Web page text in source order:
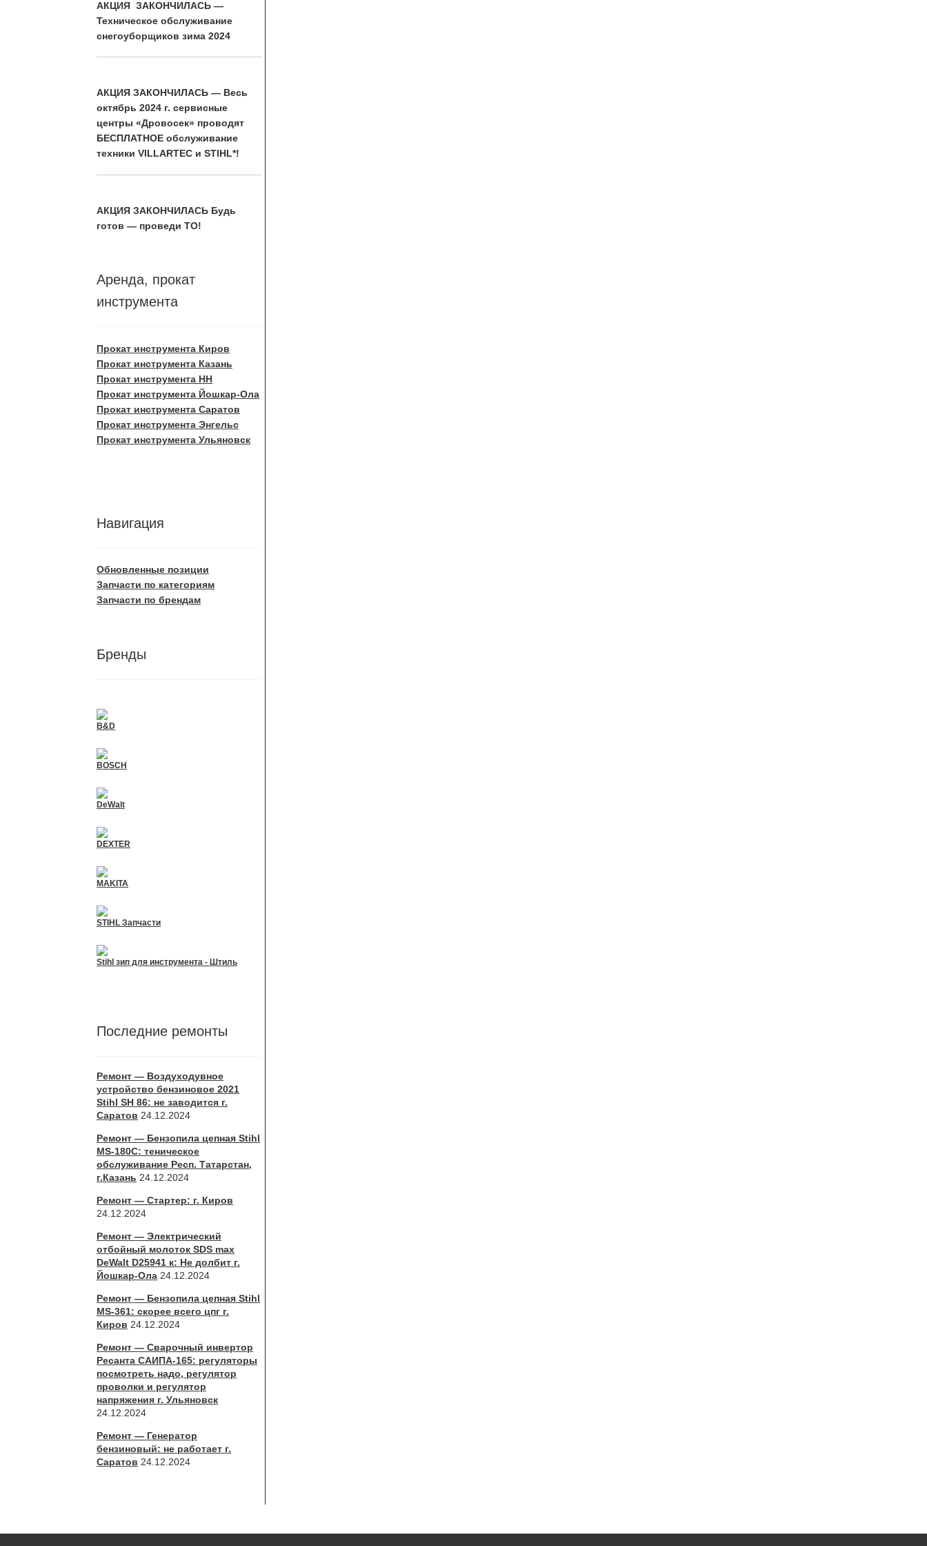
АКЦИЯ ЗАКОНЧИЛАСЬ —
Техническое обслуживание
снегоуборщиков зима 2024
АКЦИЯ ЗАКОНЧИЛАСЬ — Весь
октябрь 2024 г. сервисные
центры «Дровосек» проводят
БЕСПЛАТНОЕ обслуживание
техники VILLARTEC и STIHL*!
АКЦИЯ ЗАКОНЧИЛАСЬ Будь
готов — проведи ТО!
Аренда, прокат
инструмента
Прокат инструмента Киров
Прокат инструмента Казань
Прокат инструмента НН
Прокат инструмента Йошкар-Ола
Прокат инструмента Саратов
Прокат инструмента Энгельс
Прокат инструмента Ульяновск
Навигация
Обновленные позиции
Запчасти по категориям
Запчасти по брендам
Бренды
B&D
BOSCH
DeWalt
DEXTER
MAKITA
STIHL Запчасти
Stihl зип для инструмента - Штиль
Последние ремонты
Ремонт — Воздуходувное
устройство бензиновое 2021
Stihl SH 86: не заводится г.
Саратов 24.12.2024
Ремонт — Бензопила цепная Stihl
MS-180С: теническое
обслуживание Респ. Татарстан,
г.Казань 24.12.2024
Ремонт — Стартер: г. Киров
24.12.2024
Ремонт — Электрический
отбойный молоток SDS max
DeWalt D25941 к: Не долбит г.
Йошкар-Ола 24.12.2024
Ремонт — Бензопила цепная Stihl
MS-361: скорее всего цпг г.
Киров 24.12.2024
Ремонт — Сварочный инвертор
Ресанта САИПА-165: регуляторы
посмотреть надо, регулятор
проволки и регулятор
напряжения г. Ульяновск
24.12.2024
Ремонт — Генератор
бензиновый: не работает г.
Саратов 24.12.2024